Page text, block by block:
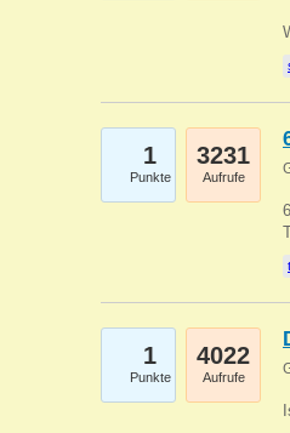
1
Punkte
3231
Aufrufe
1
Punkte
4022
Aufrufe